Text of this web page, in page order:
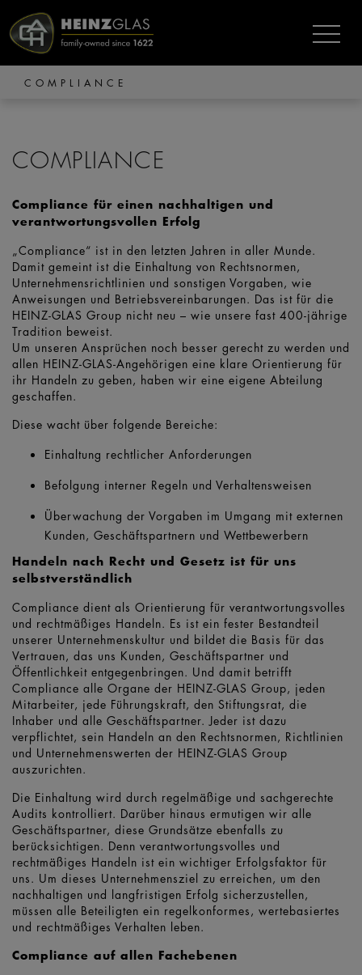
COMPLIANCE
COMPLIANCE
Compliance für einen nachhaltigen und
verantwortungsvollen Erfolg
„Compliance“ ist in den letzten Jahren in aller Munde.
Damit gemeint ist die Einhaltung von Rechtsnormen,
Unternehmensrichtlinien und sonstigen Vorgaben, wie
Anweisungen und Betriebsvereinbarungen. Das ist für die
HEINZ-GLAS Group nicht neu – wie unsere fast 400-jährige
Tradition beweist.
Um unseren Ansprüchen noch besser gerecht zu werden und
allen HEINZ-GLAS-Angehörigen eine klare Orientierung für
ihr Handeln zu geben, haben wir eine eigene Abteilung
geschaffen.
Diese wacht über folgende Bereiche:
Einhaltung rechtlicher Anforderungen
Befolgung interner Regeln und Verhaltensweisen
Überwachung der Vorgaben im Umgang mit externen
Kunden, Geschäftspartnern und Wettbewerbern
Handeln nach Recht und Gesetz ist für uns
selbstverständlich
Compliance dient als Orientierung für verantwortungsvolles
und rechtmäßiges Handeln. Es ist ein fester Bestandteil
unserer Unternehmenskultur und bildet die Basis für das
Vertrauen, das uns Kunden, Geschäftspartner und
Öffentlichkeit entgegenbringen. Und damit betrifft
Compliance alle Organe der HEINZ-GLAS Group, jeden
Mitarbeiter, jede Führungskraft, den Stiftungsrat, die
Inhaber und alle Geschäftspartner. Jeder ist dazu
verpflichtet, sein Handeln an den Rechtsnormen, Richtlinien
und Unternehmenswerten der HEINZ-GLAS Group
auszurichten.
Die Einhaltung wird durch regelmäßige und sachgerechte
Audits kontrolliert. Darüber hinaus ermutigen wir alle
Geschäftspartner, diese Grundsätze ebenfalls zu
berücksichtigen. Denn verantwortungsvolles und
rechtmäßiges Handeln ist ein wichtiger Erfolgsfaktor für
uns. Um dieses Unternehmensziel zu erreichen, um den
nachhaltigen und langfristigen Erfolg sicherzustellen,
müssen alle Beteiligten ein regelkonformes, wertebasiertes
und rechtmäßiges Verhalten leben.
Compliance auf allen Fachebenen